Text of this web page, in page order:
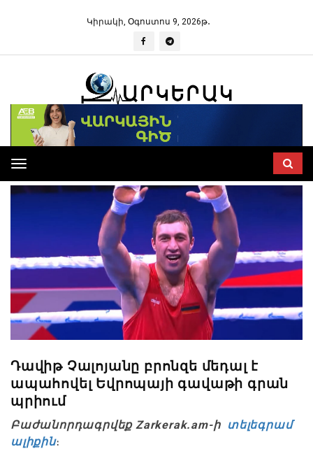
Կիրակի, Օգոստոս 9, 2026թ․
Toggle
navigation
Դավիթ Չալոյանը բրոնզե մեդալ է
ապահովել Եվրոպայի գավաթի գրան
պրիում
Բաժանորդագրվեք Zarkerak.am-ի տելեգրամ
ալիքին։